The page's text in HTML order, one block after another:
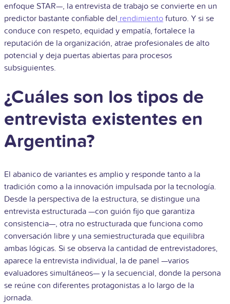
enfoque STAR—, la entrevista de trabajo se convierte en un
predictor bastante confiable del rendimiento futuro. Y si se
conduce con respeto, equidad y empatía, fortalece la
reputación de la organización, atrae profesionales de alto
potencial y deja puertas abiertas para procesos
subsiguientes.
¿Cuáles son los tipos de
entrevista existentes en
Argentina?
El abanico de variantes es amplio y responde tanto a la
tradición como a la innovación impulsada por la tecnología.
Desde la perspectiva de la estructura, se distingue una
entrevista estructurada —con guión fijo que garantiza
consistencia—, otra no estructurada que funciona como
conversación libre y una semiestructurada que equilibra
ambas lógicas. Si se observa la cantidad de entrevistadores,
aparece la entrevista individual, la de panel —varios
evaluadores simultáneos— y la secuencial, donde la persona
se reúne con diferentes protagonistas a lo largo de la
jornada.